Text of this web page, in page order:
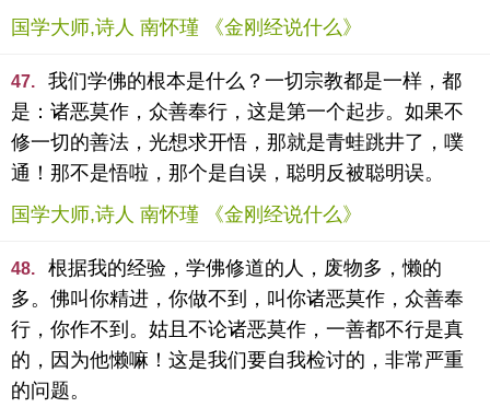
国学大师,诗人 南怀瑾 《金刚经说什么》
47.
我们学佛的根本是什么？一切宗教都是一样，都
是：诸恶莫作，众善奉行，这是第一个起步。如果不
修一切的善法，光想求开悟，那就是青蛙跳井了，噗
通！那不是悟啦，那个是自误，聪明反被聪明误。
国学大师,诗人 南怀瑾 《金刚经说什么》
48.
根据我的经验，学佛修道的人，废物多，懒的
多。佛叫你精进，你做不到，叫你诸恶莫作，众善奉
行，你作不到。姑且不论诸恶莫作，一善都不行是真
的，因为他懒嘛！这是我们要自我检讨的，非常严重
的问题。